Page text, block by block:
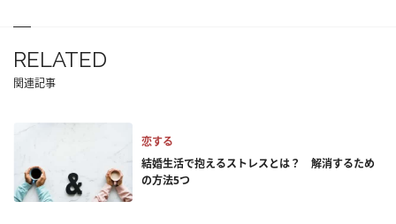
RELATED
関連記事
恋する
結婚生活で抱えるストレスとは？ 解消するため
の方法5つ